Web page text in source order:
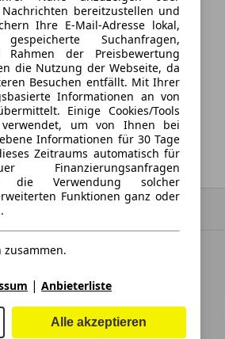
Händler
bereitzustellen und
Ihre E-Mail-Adresse lokal,
Suchanfragen,
der Preisbewertung
die Nutzung der Webseite, da
Besuchen entfällt. Mit Ihrer
Informationen an von
Einige Cookies/Tools
um von Ihnen bei
Informationen für 30 Tage
Zeitraums automatisch für
die Verwendung solcher
Funktionen ganz oder
| Anbieterliste
Alle akzeptieren